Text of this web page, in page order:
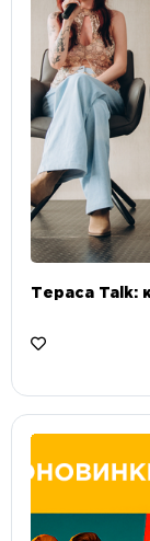
Тераса Talk: